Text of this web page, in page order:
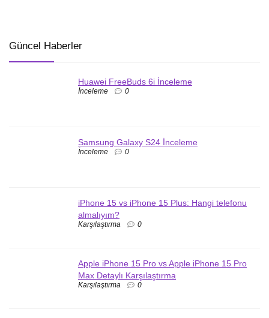
Güncel Haberler
Huawei FreeBuds 6i İnceleme
İnceleme 0
Samsung Galaxy S24 İnceleme
İnceleme 0
iPhone 15 vs iPhone 15 Plus: Hangi telefonu
almalıyım?
Karşılaştırma 0
Apple iPhone 15 Pro vs Apple iPhone 15 Pro
Max Detaylı Karşılaştırma
Karşılaştırma 0